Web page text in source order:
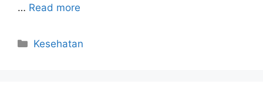
… Read more
Kategori
Kesehatan